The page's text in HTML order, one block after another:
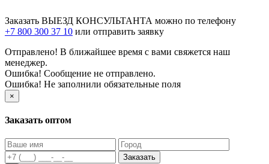
Заказать ВЫЕЗД КОНСУЛЬТАНТА можно по телефону
+7 800 300 37 10 или отправить заявку
Отправлено! В ближайшее время с вами свяжется наш
менеджер.
Ошибка! Сообщение не отправлено.
Ошибка! Не заполнили обязательные поля
×
Заказать оптом
Заказать